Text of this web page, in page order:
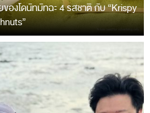
งโดนัทมัทฉะ 4 รสชาติ กับ “Krispy